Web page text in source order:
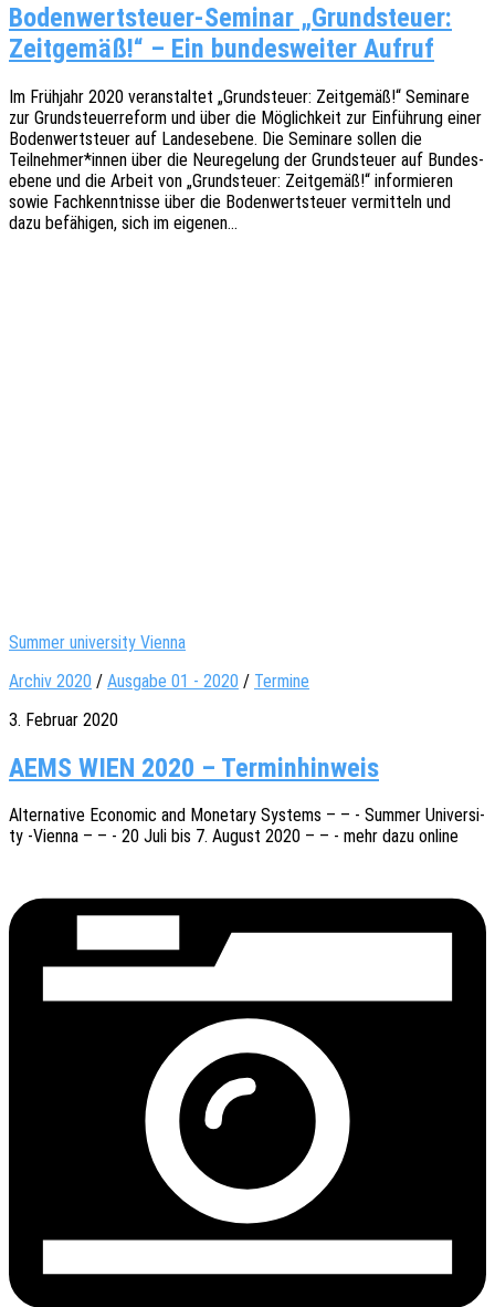
Bodenwertsteuer-Seminar „Grundsteuer:
Zeitgemäß!“ – Ein bundesweiter Aufruf
Im Früh­jahr 2020 veran­stal­tet „Grund­steu­er: Zeit­ge­mäß!“ Semi­na­re
zur Grund­steu­er­re­form und über die Möglich­keit zur Einfüh­rung einer
Boden­wert­steu­er auf Landes­ebe­ne. Die Semi­na­re sollen die
Teilnehmer*innen über die Neure­ge­lung der Grund­steu­er auf Bundes­
ebe­ne und die Arbeit von „Grund­steu­er: Zeit­ge­mäß!“ infor­mie­ren
sowie Fach­kennt­nis­se über die Boden­wert­steu­er vermit­teln und
dazu befä­hi­gen, sich im eigenen…
Summer university Vienna
Archiv 2020 / Ausgabe 01 - 2020 / Termine
3. Februar 2020
AEMS WIEN 2020 – Terminhinweis
Alter­na­ti­ve Econo­mic and Mone­ta­ry Systems – – - Summer Univer­si­
ty ‑Vienna – – - 20 Juli bis 7. August 2020 – – - mehr dazu online